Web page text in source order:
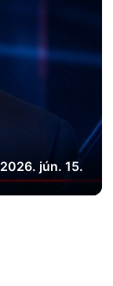
2026. jún. 15.